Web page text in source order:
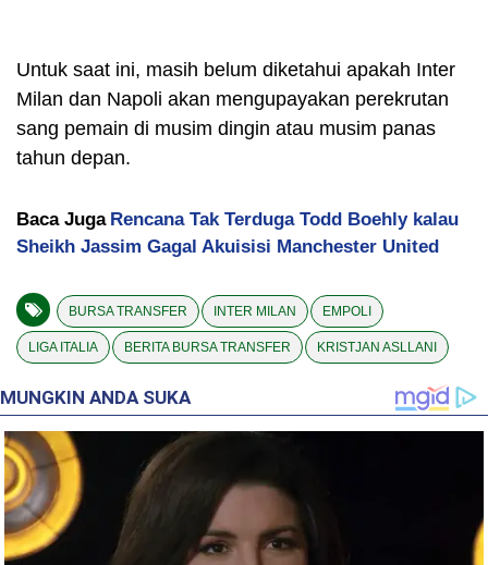
Untuk saat ini, masih belum diketahui apakah Inter
Milan dan Napoli akan mengupayakan perekrutan
sang pemain di musim dingin atau musim panas
tahun depan.
Baca Juga Rencana Tak Terduga Todd Boehly kalau
Sheikh Jassim Gagal Akuisisi Manchester United
BURSA TRANSFER INTER MILAN EMPOLI
LIGA ITALIA BERITA BURSA TRANSFER KRISTJAN ASLLANI